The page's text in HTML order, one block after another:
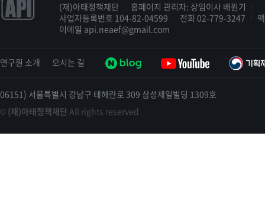
(재)아태정책재단
홈페이지 관리자: 상임이사 배원기
사업자등록번호 104-82-04599
전화02-779-3247
이메일 api.neaef@gmail.com
연구원 소개 오시는 길
06151) 서울특별시 강남구 테헤란로 309 삼성제일빌딩 1309호
© (재)아태정책재단 All rights reserved